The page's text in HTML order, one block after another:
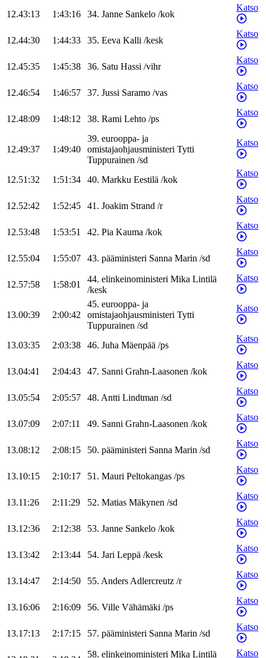
12.43:13 1:43:16 34. Janne Sankelo /kok
Katso
12.44:30 1:44:33 35. Eeva Kalli /kesk
Katso
12.45:35 1:45:38 36. Satu Hassi /vihr
Katso
12.46:54 1:46:57 37. Jussi Saramo /vas
Katso
12.48:09 1:48:12 38. Rami Lehto /ps
Katso
12.49:37 1:49:40
39. eurooppa- ja
omistajaohjausministeri Tytti
Tuppurainen /sd
Katso
12.51:32 1:51:34 40. Markku Eestilä /kok
Katso
12.52:42 1:52:45 41. Joakim Strand /r
Katso
12.53:48 1:53:51 42. Pia Kauma /kok
Katso
12.55:04 1:55:07 43. pääministeri Sanna Marin /sd
Katso
12.57:58 1:58:01
44. elinkeinoministeri Mika Lintilä
/kesk
Katso
13.00:39 2:00:42
45. eurooppa- ja
omistajaohjausministeri Tytti
Tuppurainen /sd
Katso
13.03:35 2:03:38 46. Juha Mäenpää /ps
Katso
13.04:41 2:04:43 47. Sanni Grahn-Laasonen /kok
Katso
13.05:54 2:05:57 48. Antti Lindtman /sd
Katso
13.07:09 2:07:11 49. Sanni Grahn-Laasonen /kok
Katso
13.08:12 2:08:15 50. pääministeri Sanna Marin /sd
Katso
13.10:15 2:10:17 51. Mauri Peltokangas /ps
Katso
13.11:26 2:11:29 52. Matias Mäkynen /sd
Katso
13.12:36 2:12:38 53. Janne Sankelo /kok
Katso
13.13:42 2:13:44 54. Jari Leppä /kesk
Katso
13.14:47 2:14:50 55. AndersAdlercreutz /r
Katso
13.16:06 2:16:09 56. Ville Vähämäki /ps
Katso
13.17:13 2:17:15 57. pääministeri Sanna Marin /sd
Katso
58. elinkeinoministeri Mika Lintilä Katso